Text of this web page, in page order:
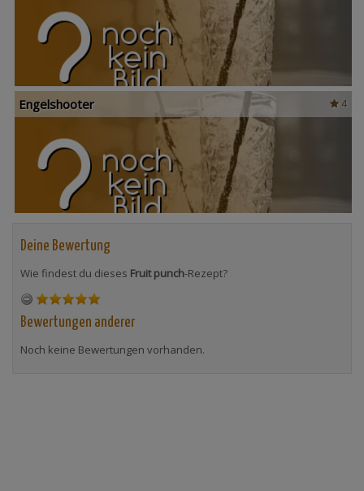
4
Engelshooter
Deine Bewertung
Wie findest du dieses Fruit punch-Rezept?
Bewertungen anderer
Noch keine Bewertungen vorhanden.